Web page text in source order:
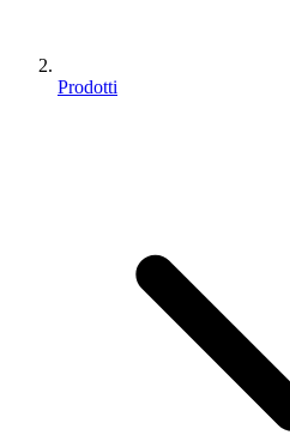
Prodotti